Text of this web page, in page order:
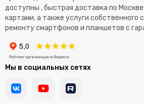
доступны , быстрая доставка по
картами, а также услуги собственного
ремонту смартфонов и планшетов с
Мы в социальных сетях